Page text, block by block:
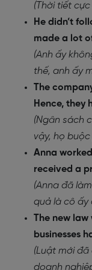
(Thời tiết
He didn’t
made a lot
(Anh ấy
thế, anh ấy
The
Hence, they
(Ngân sách
vậy, họ
Anna
received a
(Anna đã
quả là cô ấy
The new law
businesses
(Luật mới
doanh